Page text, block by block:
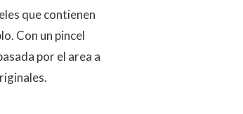
que contienen
Con un pincel
por el area a